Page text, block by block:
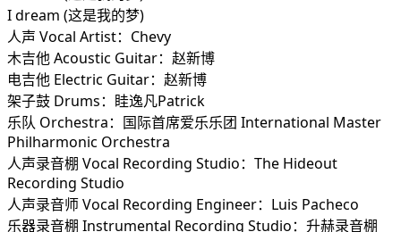
I dream (这是我的梦)
人声 Vocal Artist：Chevy
木吉他 Acoustic Guitar：赵新博
电吉他 Electric Guitar：赵新博
架子鼓 Drums：眭逸凡Patrick
乐队 Orchestra：国际首席爱乐乐团 International Master
Philharmonic Orchestra
人声录音棚 Vocal Recording Studio：The Hideout
Recording Studio
人声录音师 Vocal Recording Engineer：Luis Pacheco
乐器录音棚 Instrumental Recording Studio：升赫录音棚